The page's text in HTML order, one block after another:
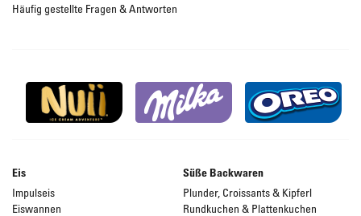
Häufig gestellte Fragen & Antworten
Eis
Impulseis
Eiswannen
Süße Backwaren
Plunder, Croissants & Kipferl
Rundkuchen & Plattenkuchen